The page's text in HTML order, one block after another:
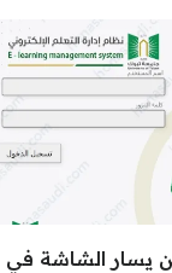
يسار الشاشة في